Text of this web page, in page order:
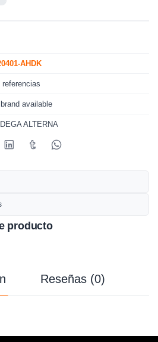
AHDK
referencias
brand available
ALTERNA
producto
Reseñas (0)